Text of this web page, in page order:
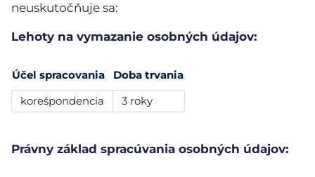
neuskutočňuje sa:
Lehoty na vymazanie osobných údajov:
Účel spracovania
Doba trvania
korešpondencia
3 roky
Právny základ spracúvania osobných údajov: